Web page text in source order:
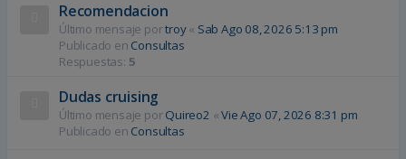
Recomendacion
Último mensaje portroy« Sab Ago 08, 2026 5:13 pm
Publicado en Consultas
Respuestas: 5
Dudas cruising
Último mensaje porQuireo2 «Vie Ago 07, 2026 8:31 pm
Publicado en Consultas